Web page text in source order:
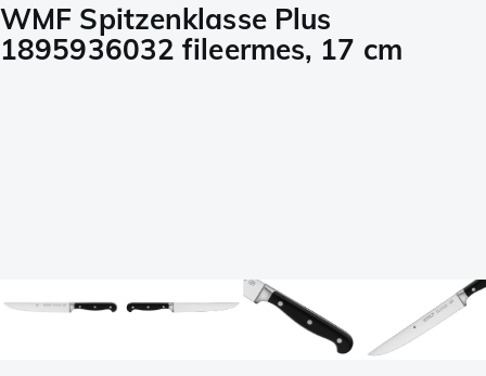
WMF Spitzenklasse Plus
1895936032 fileermes, 17 cm